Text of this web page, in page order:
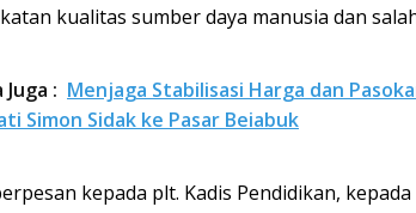
kualitas sumber daya manusia dan
Juga : Menjaga Stabilisasi Harga dan
Simon Sidak ke Pasar Beiabuk
kepada plt. Kadis Pendidikan,